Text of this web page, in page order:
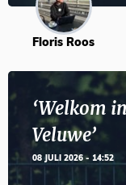
Floris Roos
‘Welkom
Veluwe’
08 JULI 2026 - 14:52